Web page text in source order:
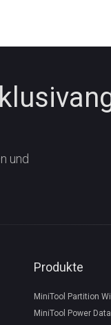
und
Produkte
MiniTool Partition
MiniTool Power